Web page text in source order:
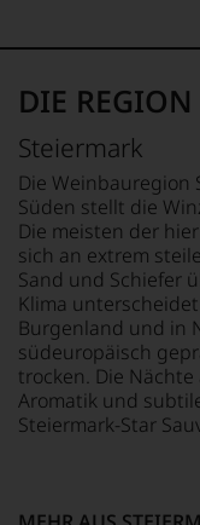
Medaillen
Weinjournalisten
Fachpublikationen
unseren
Aussendungen
oder
in
unserem
Webshop,
um
zu
unterstreichen,
auf
welch
unsere
PRODUKT
Alkoholfrei (Enthält
weniger als 0,5 %
Alkohol)
VERSCHLUSS
Drehverschluss
HERSTELLER /
IMPORTEUR
Abgefüllt von
GmbH, A-8345
DIE REGION
Steiermark
Die
Süden stellt die
Die meisten der
sich an extrem
Sand und Schiefer
Klima
Burgenland und in
südeuropäisch
trocken. Die
Aromatik und
Steiermark-Star